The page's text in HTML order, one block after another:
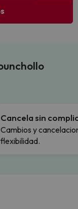
Cancela sin
Cambios y
flexibilidad.